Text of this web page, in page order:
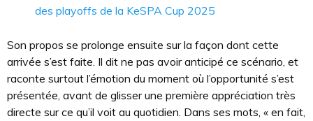
des playoffs de la KeSPA Cup 2025
Son propos se prolonge ensuite sur la façon dont cette
arrivée s’est faite. Il dit ne pas avoir anticipé ce scénario, et
raconte surtout l’émotion du moment où l’opportunité s’est
présentée, avant de glisser une première appréciation très
directe sur ce qu’il voit au quotidien. Dans ses mots, « en fait,